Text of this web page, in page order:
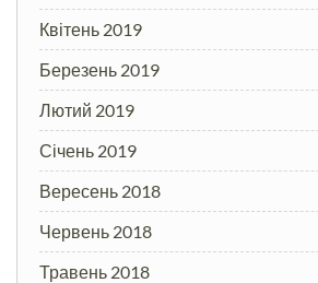
Квітень 2019
Березень 2019
Лютий 2019
Січень 2019
Вересень 2018
Червень 2018
Травень 2018